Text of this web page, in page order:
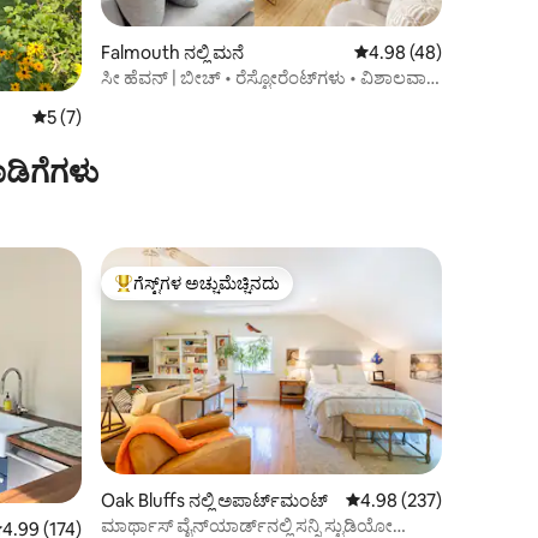
5 ರಲ್ಲಿ 5 ಸರಾಸರಿ ರೇಟಿಂಗ್, 7 ವಿಮರ್ಶೆಗಳು
5 (7)
Falmouth ನಲ್ಲಿ ಮನೆ 5 ರಲ್ಲಿ 4.98 ಸರಾಸರಿ
4.98 (48)
ಸೀ ಹೆವನ್ | ಬೀಚ್ • ರೆಸ್ಟೋರೆಂಟ್‌ಗಳು • ವಿಶಾಲವಾದ
4.99 ಸರಾಸರಿ ರೇಟಿಂಗ್, 174 ವಿಮರ್ಶೆಗಳು
4.99 (174)
ಗೆಸ್ಟ್‌ಗಳಿಗೆ ಅತಿ ಹೆಚ್ಚು ಅಚ್ಚುಮೆಚ್ಚಿನದು
ಗೆಸ್ಟ್‌ಗಳ ಅಚ್ಚುಮೆಚ್ಚಿನದು
Oak Bluffs ನಲ್ಲಿ ಅಪಾರ್ಟ್‌ಮಂಟ್ 5 ರಲ್ಲಿ 4.98 ಸರಾಸರಿ
4.98 (237)
ಮಾರ್ಥಾಸ್ ವೈನ್‌ಯಾರ್ಡ್‌ನಲ್ಲಿ ಸನ್ನಿ ಸ್ಟುಡಿಯೋ